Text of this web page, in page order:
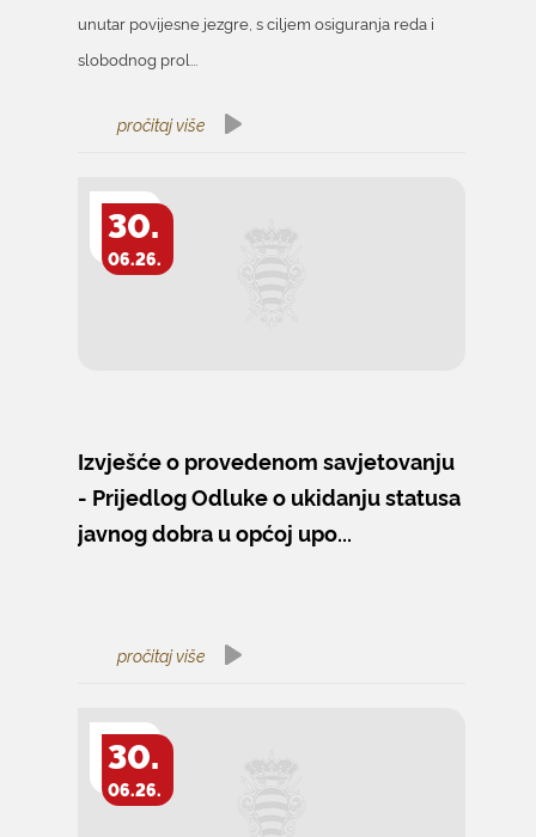
unutar povijesne jezgre, s ciljem osiguranja reda i
slobodnog prol...
pročitaj više
30.
06.26.
Izvješće o provedenom savjetovanju
- Prijedlog Odluke o ukidanju statusa
javnog dobra u općoj upo...
pročitaj više
30.
06.26.